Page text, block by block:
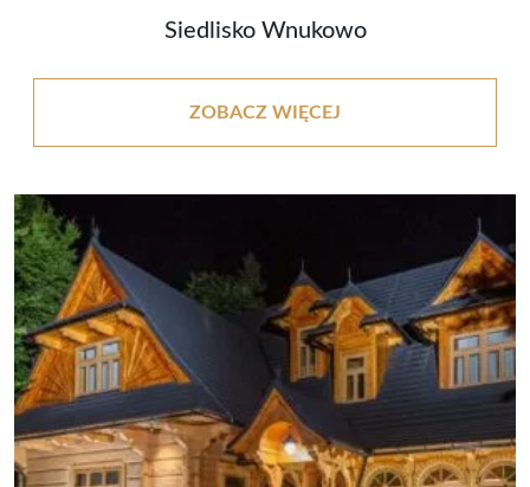
Siedlisko Wnukowo
ZOBACZ WIĘCEJ